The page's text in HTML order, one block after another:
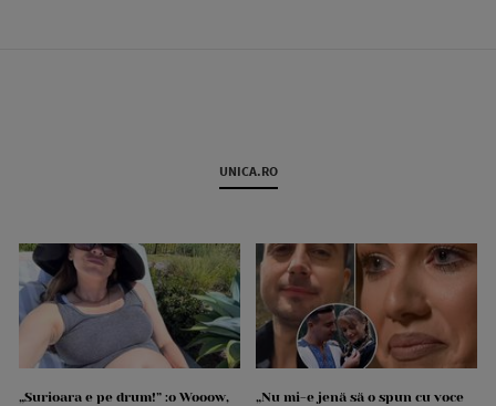
UNICA.RO
„Surioara e pe drum!” :o Wooow,
„Nu mi-e jenă să o spun cu voce